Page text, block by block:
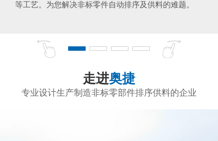
等工艺。为您解决非标零件自动排序及供料的难题。
走进奥捷
专业设计生产制造非标零部件排序供料的企业